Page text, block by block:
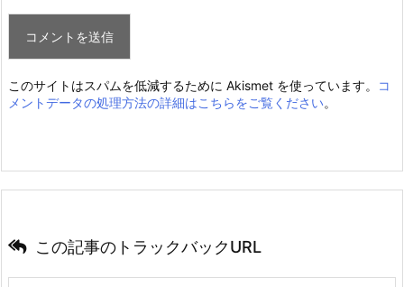
このサイトはスパムを低減するために Akismet を使っています。
コ
メントデータの処理方法の詳細はこちらをご覧ください。
この記事のトラックバックURL